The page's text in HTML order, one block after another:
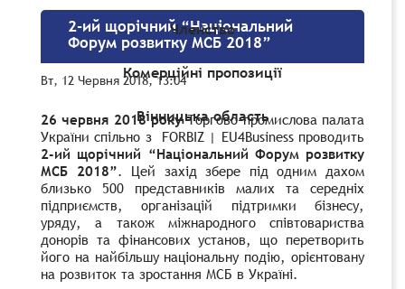
Членство
Комерційні пропозиції
Вінницька область
2-ий щорічний “Національний
Форум розвитку МСБ 2018”
Вт, 12 Червня 2018, 13:04
26 червня 2018 рокуТоргово-промислова палата
України спільно з FORBIZ | EU4Business проводить
2-ий щорічний “Національний Форум розвитку
МСБ 2018”. Цей захід збере під одним дахом
близько 500 представників малих та середніх
підприємств, організацій підтримки бізнесу,
уряду, а також міжнародного співтовариства
донорів та фінансових установ, що перетворить
його на найбільшу національну подію, орієнтовану
на розвиток та зростання МСБ в Україні.